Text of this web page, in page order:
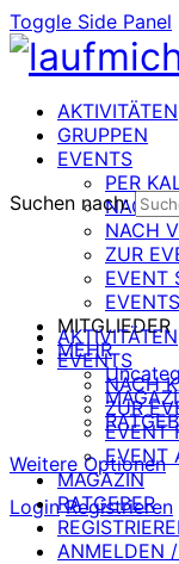
Toggle Side Panel
AKTIVITÄTEN
GRUPPEN
EVENTS
PER
NACH
NACH
ZUR
EVENT
MITGLIEDER
MEHR
Weitere Optionen
Login Registrieren
Suchen nach:
AKTIVITÄTEN
EVENTS
NACH
ZUR
EVENT
EVENT
MAGAZIN
RATGEBER
ANMELDEN